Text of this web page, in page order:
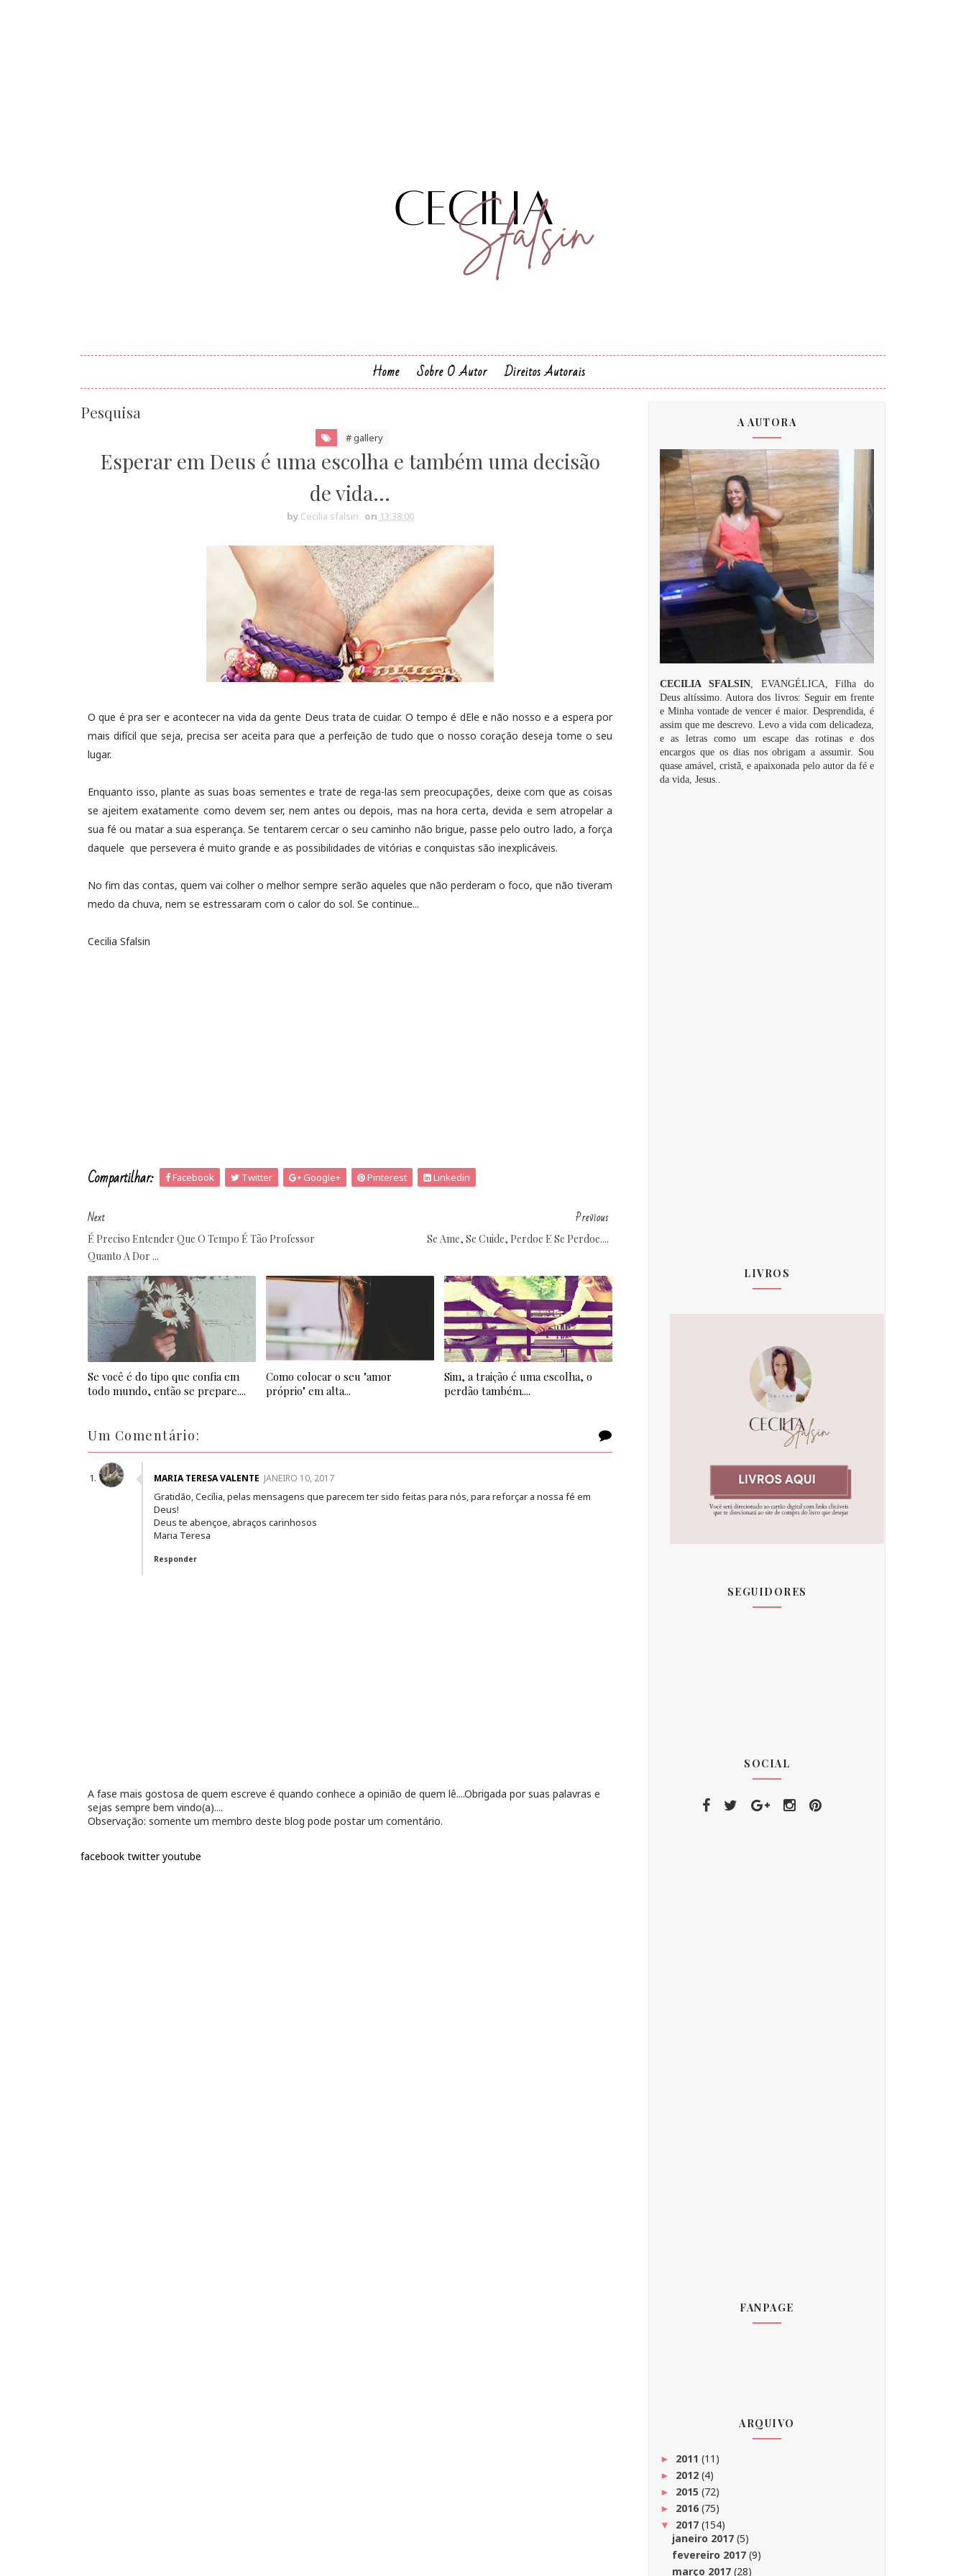
Home Sobre O Autor Direitos Autorais
Pesquisa
# gallery
Esperar em Deus é uma escolha e também uma decisão
de vida...
by Cecilia sfalsin on 13:38:00
O que é pra ser e acontecer na vida da gente Deus trata de cuidar. O tempo é dEle e não nosso e a espera por
mais difícil que seja, precisa ser aceita para que a perfeição de tudo que o nosso coração deseja tome o seu
lugar.
Enquanto isso, plante as suas boas sementes e trate de rega-las sem preocupações, deixe com que as coisas
se ajeitem exatamente como devem ser, nem antes ou depois, mas na hora certa, devida e sem atropelar a
sua fé ou matar a sua esperança. Se tentarem cercar o seu caminho não brigue, passe pelo outro lado, a força
daquele que persevera é muito grande e as possibilidades de vitórias e conquistas são inexplicáveis.
No fim das contas, quem vai colher o melhor sempre serão aqueles que não perderam o foco, que não tiveram
medo da chuva, nem se estressaram com o calor do sol. Se continue...
Cecilia Sfalsin
Compartilhar: Facebook Twitter Google+ Pinterest Linkedin
Next
É Preciso Entender Que O Tempo É Tão Professor
Quanto A Dor ...
Previous
Se Ame, Se Cuide, Perdoe E Se Perdoe....
Se você é do tipo que confia em
todo mundo, então se prepare....
Como colocar o seu "amor
próprio" em alta...
Sim, a traição é uma escolha, o
perdão também....
Um Comentário:
MARIA TERESA VALENTE JANEIRO 10, 2017
Gratidão, Cecília, pelas mensagens que parecem ter sido feitas para nós, para reforçar a nossa fé em
Deus!
Deus te abençoe, abraços carinhosos
Maria Teresa
Responder
A fase mais gostosa de quem escreve é quando conhece a opinião de quem lê....Obrigada por suas palavras e
sejas sempre bem vindo(a)....
Observação: somente um membro deste blog pode postar um comentário.
facebook twitter youtube
A AUTORA
CECILIA SFALSIN, EVANGÉLICA, Filha do
Deus altíssimo. Autora dos livros: Seguir em frente
e Minha vontade de vencer é maior. Desprendida, é
assim que me descrevo. Levo a vida com delicadeza,
e as letras como um escape das rotinas e dos
encargos que os dias nos obrigam a assumir. Sou
quase amável, cristã, e apaixonada pelo autor da fé e
da vida, Jesus..
LIVROS
SEGUIDORES
SOCIAL
FANPAGE
ARQUIVO
► 2011 (11)
► 2012 (4)
► 2015 (72)
► 2016(75)
▼ 2017 (154)
janeiro 2017 (5)
fevereiro 2017 (9)
março 2017 (28)